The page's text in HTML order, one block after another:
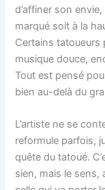
d’affiner son
marqué soit à la
Certains tatoueurs
musique douce,
Tout est pensé
bien au-delà du
L’artiste ne se
reformule parfois,
quête du tatoué.
sien, mais le sens,